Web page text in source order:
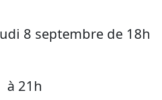
8 septembre de 18h
à 21h